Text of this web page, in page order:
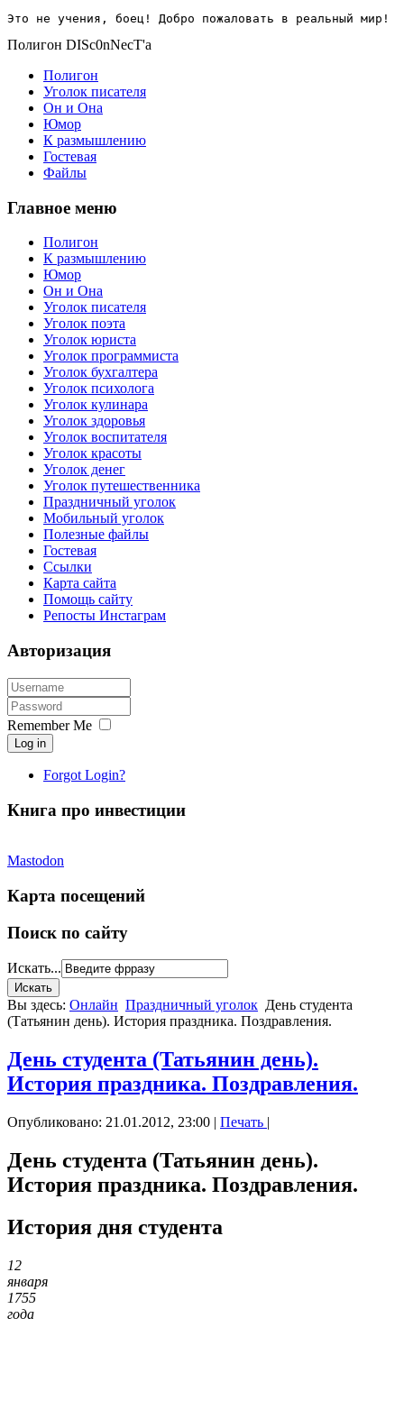
Это не учения, боец! Добро пожаловать в реальный мир!
Полигон DISc0nNecT'a
Полигон
Уголок писателя
Он и Она
Юмор
К размышлению
Гостевая
Файлы
Главное меню
Полигон
К размышлению
Юмор
Он и Она
Уголок писателя
Уголок поэта
Уголок юриста
Уголок программиста
Уголок бухгалтера
Уголок психолога
Уголок кулинара
Уголок здоровья
Уголок воспитателя
Уголок красоты
Уголок денег
Уголок путешественника
Праздничный уголок
Мобильный уголок
Полезные файлы
Гостевая
Ссылки
Карта сайта
Помощь сайту
Репосты Инстаграм
Авторизация
Remember Me
Log in
Forgot Login?
Книга про инвестиции
Mastodon
Карта посещений
Поиск по сайту
Искать...
Вы здесь: Онлайн Праздничный уголок День студента
(Татьянин день). История праздника. Поздравления.
День студента (Татьянин день).
История праздника. Поздравления.
Опубликовано: 21.01.2012, 23:00 | Печать |
День студента (Татьянин день).
История праздника. Поздравления.
История дня студента
12
января
1755
года